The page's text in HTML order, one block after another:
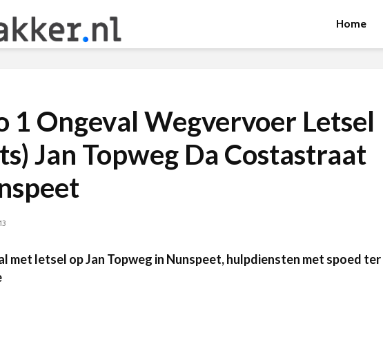
Home
1 Ongeval Wegvervoer Letsel
Jan Topweg Da Costastraat
met letsel op Jan Topweg in Nunspeet, hulpdiensten met spoed ter